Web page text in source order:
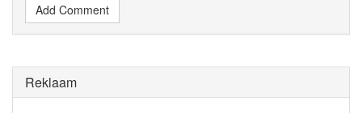
Add Comment
Reklaam